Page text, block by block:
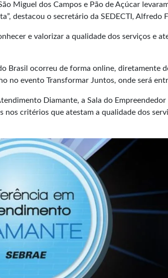
Miguel dos Campos e Pão de Açúcar
destacou o secretário da SEDECTI, Alfredo
e valorizar a qualidade dos serviços e
Brasil ocorreu de forma online, diretamente
no evento Transformar Juntos, onde será
Diamante, a Sala do
nos critérios que atestam a qualidade dos